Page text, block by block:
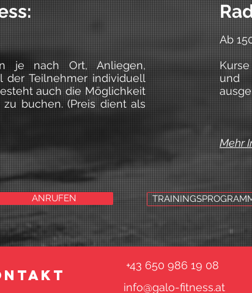
je nach Ort, Anliegen,
der Teilnehmer individuell
auch die Möglichkeit
buchen. (Preis dient als
Ab
und
Mehr
ANRUFEN
+43 650 986 19 08
info@galo-fitness.at